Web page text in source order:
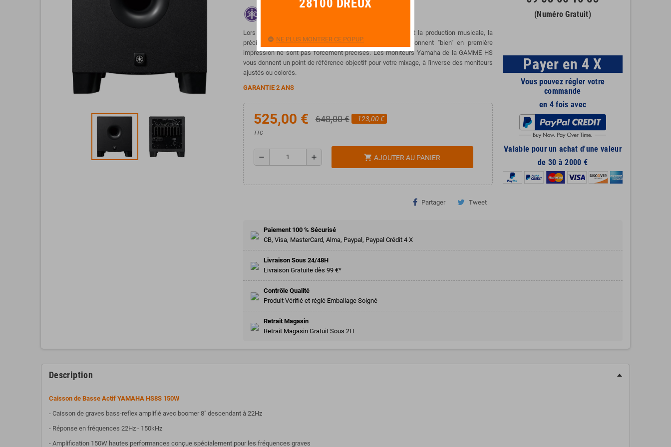
Lors du choix de moniteurs de référence pour le mixage et la production musicale, la
précision est un critère primordial. Des enceintes qui sonnent "bien" en première
impression ne sont pas forcément précises. Les moniteurs Yamaha de la GAMME HS
vous donnent un point de référence objectif pour votre mixage, à l'inverse des moniteurs
ajustés ou colorés.
GARANTIE 2 ANS
525,00 € 648,00 € - 123,00 €
TTC
remove add shopping_cart AJOUTER AU PANIER
Partager Tweet
(Numéro Gratuit)
Payer en 4 X
Vous pouvez régler votre
commande
en 4 fois avec
Valable pour un achat d'une valeur
de 30 à 2000 €
Paiement 100 % Sécurisé
CB, Visa, MasterCard, Alma, Paypal, Paypal Crédit 4 X
Livraison Sous 24/48H
Livraison Gratuite dès 99 €*
Contrôle Qualité
Produit Vérifié et réglé Emballage Soigné
Retrait Magasin
Retrait Magasin Gratuit Sous 2H
Description
Caisson de Basse Actif YAMAHA HS8S 150W
- Caisson de graves bass-reflex amplifié avec boomer 8" descendant à 22Hz
- Réponse en fréquences 22Hz - 150kHz
- Amplification 150W hautes performances conçue spécialement pour les fréquences graves
28100 DREUX
NE PLUS MONTRER CE POPUP.